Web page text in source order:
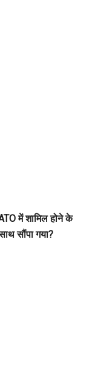
में शामिल होने के
सौंपा गया?